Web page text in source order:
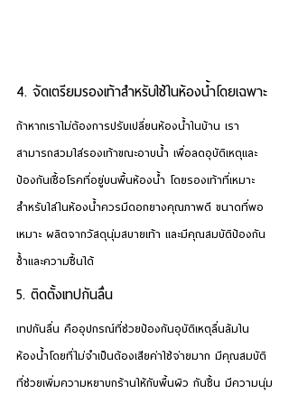
4. จัดเตรียมรองเท้าสำหรับใช้ในห้องน้ำโดยเฉพาะ
ถ้าหากเราไม่ต้องการปรับเปลี่ยนห้องน้ำในบ้าน เรา
สามารถสวมใส่รองเท้าขณะอาบน้ำ เพื่อลดอุบัติเหตุและ
ป้องกันเชื้อโรคที่อยู่บนพื้นห้องน้ำ โดยรองเท้าที่เหมาะ
สำหรับใส่ในห้องน้ำควรมีดอกยางคุณภาพดี ขนาดที่พอ
เหมาะ ผลิตจากวัสดุนุ่มสบายเท้า และมีคุณสมบัติป้องกัน
ช้ำและความชื้นได้
5. ติดตั้งเทปกันลื่น
เทปกันลื่น คืออุปกรณ์ที่ช่วยป้องกันอุบัติเหตุลื่นล้มใน
ห้องน้ำโดยที่ไม่จำเป็นต้องเสียค่าใช้จ่ายมาก มีคุณสมบัติ
ที่ช่วยเพิ่มความหยาบกร้านให้กับพื้นผิว กันชื้น มีความนุ่ม